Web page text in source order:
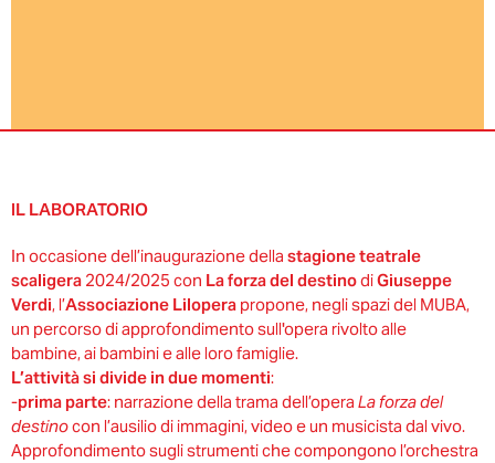
IL LABORATORIO
In occasione dell’inaugurazione della stagione teatrale
scaligera 2024/2025 con La forza del destinodiGiuseppe
Verdi, l’Associazione Lilopera propone, negli spazi del MUBA,
un percorso di approfondimento sull'opera rivolto alle
bambine, ai bambini e alle loro famiglie.
L’attività si divide in due momenti:
-prima parte: narrazione della trama dell’opera La forza del
destinocon l’ausilio di immagini, video e un musicista dal vivo.
Approfondimento sugli strumenti che compongono l’orchestra